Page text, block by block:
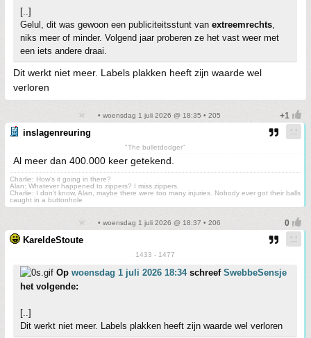
[..]
Gelul, dit was gewoon een publiciteitsstunt van extreemrechts,
niks meer of minder. Volgend jaar proberen ze het vast weer met
een iets andere draai.
Dit werkt niet meer. Labels plakken heeft zijn waarde wel
verloren
• woensdag 1 juli 2026 @ 18:35 • 205
inslagenreuring
"The bulletdodger"
Al meer dan 400.000 keer getekend.
Charlie: How's it going in there?
Alan: Whatever happened to zippers? I miss zippers.
Charlie: I don't know, Alan, maybe there were too many injuries. Nobody ever got their balls
caught in a buttonhole
• woensdag 1 juli 2026 @ 18:37 • 206
KareldeStoute
1433 - 1477
Op woensdag 1 juli 2026 18:34schreef SwebbeSensje
het volgende:
[..]
Dit werkt niet meer. Labels plakken heeft zijn waarde wel verloren